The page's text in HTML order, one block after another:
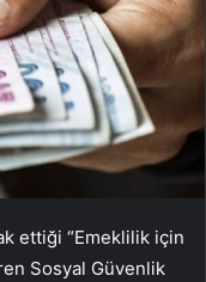
ettiği “Emeklilik için
Sosyal Güvenlik